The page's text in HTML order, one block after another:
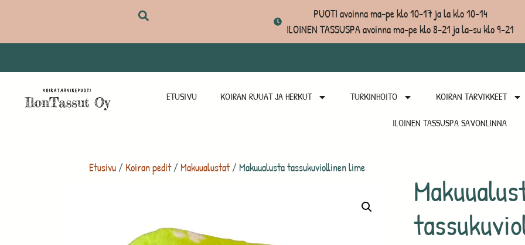
PUOTI avoinna ma-pe klo 10-17 ja la klo 10-14
ILOINEN TASSUSPA avoinna ma-pe klo 8-21 ja la-su klo 9-21
ETUSIVU KOIRAN RUUAT JA HERKUT TURKINHOITO KOIRAN TARVIKKEET
ILOINEN TASSUSPA SAVONLINNA
Etusivu/Koiran pedit/ Makuualustat/ Makuualusta tassukuviollinen lime